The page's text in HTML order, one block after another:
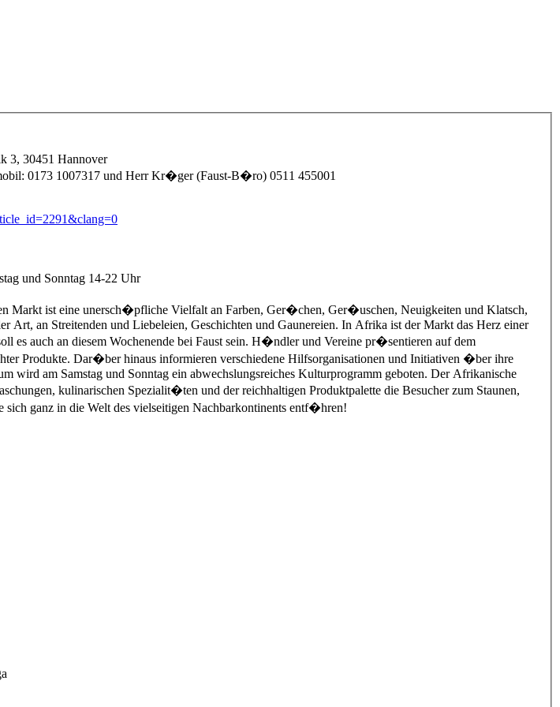
3, 30451 Hannover
0511 14923 (abends) mobil: 0173 1007317 und Herr Kr�ger (Faust-B�ro) 0511 455001
und Sonntag 14-22 Uhr
Markt ist eine unersch�pfliche Vielfalt an Farben, Ger�chen, Ger�uschen, Neuigkeiten und Klatsch,
Art, an Streitenden und Liebeleien, Geschichten und Gaunereien. In Afrika ist der Markt das Herz einer
es auch an diesem Wochenende bei Faust sein. H�ndler und Vereine pr�sentieren auf dem
Produkte. Dar�ber hinaus informieren verschiedene Hilfsorganisationen und Initiativen �ber ihre
wird am Samstag und Sonntag ein abwechslungsreiches Kulturprogramm geboten. Der Afrikanische
kulinarischen Spezialit�ten und der reichhaltigen Produktpalette die Besucher zum Staunen,
ganz in die Welt des vielseitigen Nachbarkontinents entf�hren!